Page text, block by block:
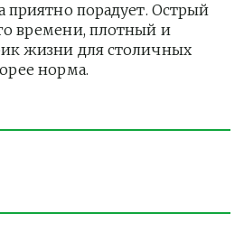
приятно порадует. Острый
времени, плотный и
жизни для столичных
норма.